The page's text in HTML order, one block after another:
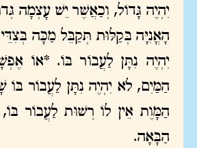
יִהְיֶה גָּדוֹל, וְכַאֲשֶׁר יֵשׁ עָצְמָה
הָאֳנִיָּה בְּקַלּוּת תְּקַבֵּל מַכָּה
יִהְיֶה נִתָּן לַעֲבוֹר בּוֹ. *אוֹ
הַמַּיִם, לֹא יִהְיֶה נִתָּן לַעֲבוֹר
הַמָּוֶת אֵין לוֹ רְשׁוּת לַעֲבוֹר
הַבָּאָה.